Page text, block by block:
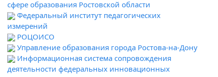
сфере образования Ростовской области
Федеральный институт педагогических
измерений
РОЦОИСО
Управление образования города Ростова-на-Дону
Информационная система сопровождения
деятельности федеральных инновационных